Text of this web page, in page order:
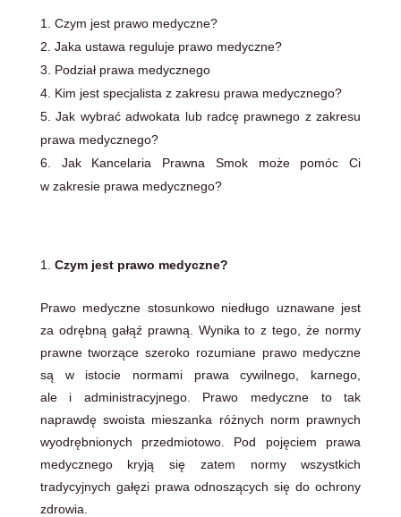
Czym jest prawo medyczne?
Jaka ustawa reguluje prawo medyczne?
Podział prawa medycznego
Kim jest specjalista z zakresu prawa medycznego?
Jak wybrać adwokata lub radcę prawnego z zakresu
prawa medycznego?
Jak Kancelaria Prawna Smok może pomóc Ci
w zakresie prawa medycznego?
Czym jest prawo medyczne?
Prawo medyczne stosunkowo niedługo uznawane jest
za odrębną gałąź prawną. Wynika to z tego, że normy
prawne tworzące szeroko rozumiane prawo medyczne
są w istocie normami prawa cywilnego, karnego,
ale i administracyjnego. Prawo medyczne to tak
naprawdę swoista mieszanka różnych norm prawnych
wyodrębnionych przedmiotowo. Pod pojęciem prawa
medycznego kryją się zatem normy wszystkich
tradycyjnych gałęzi prawa odnoszących się do ochrony
zdrowia.